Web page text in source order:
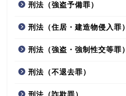
刑法（強盗予備罪）
刑法（住居・建造物侵入罪）
刑法（強盗・強制性交等罪）
刑法（不退去罪）